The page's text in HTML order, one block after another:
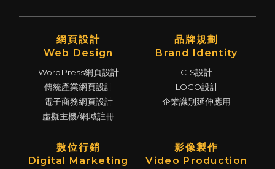
網頁設計
Web Design
WordPress網頁設計
傳統產業網頁設計
電子商務網頁設計
虛擬主機/網域註冊
品牌規劃
Brand Identity
CIS設計
LOGO設計
企業識別延伸應用
數位行銷
Digital Marketing
影像製作
Video Production